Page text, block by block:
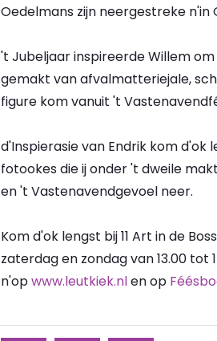
Oedelmans zijn neergestreke n'in
't Jubeljaar inspireerde Willem
gemakt van afvalmatteriejale,
figure kom vanuit 't
d'Inspierasie van Endrik kom
fotookes die ij onder 't dweile
en 't Vastenavendgevoel neer.
Kom d'ok lengst bij 11 Art in de
zaterdag en zondag van 13.00 tot
n'opwww.leutkiek.nlen op